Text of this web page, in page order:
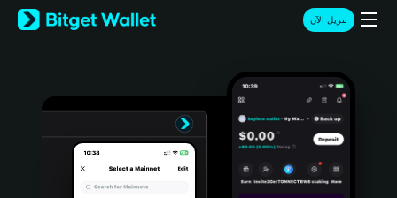
English
日本語
Türkçe
تنزيل الآن